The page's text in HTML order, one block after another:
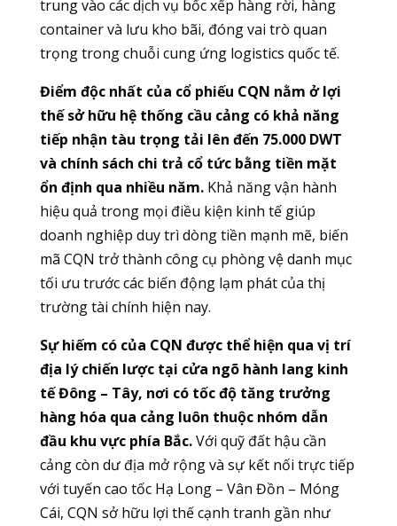
trung vào các dịch vụ bốc xếp hàng rời, hàng
container và lưu kho bãi, đóng vai trò quan
trọng trong chuỗi cung ứng logistics quốc tế.
Điểm độc nhất của cổ phiếu CQN nằm ở lợi
thế sở hữu hệ thống cầu cảng có khả năng
tiếp nhận tàu trọng tải lên đến 75.000 DWT
và chính sách chi trả cổ tức bằng tiền mặt
ổn định qua nhiều năm.Khả năng vận hành
hiệu quả trong mọi điều kiện kinh tế giúp
doanh nghiệp duy trì dòng tiền mạnh mẽ, biến
mã CQN trở thành công cụ phòng vệ danh mục
tối ưu trước các biến động lạm phát của thị
trường tài chính hiện nay.
Sự hiếm có của CQN được thể hiện qua vị trí
địa lý chiến lược tại cửa ngõ hành lang kinh
tế Đông – Tây, nơi có tốc độ tăng trưởng
hàng hóa qua cảng luôn thuộc nhóm dẫn
đầu khu vực phía Bắc.Với quỹ đất hậu cần
cảng còn dư địa mở rộng và sự kết nối trực tiếp
với tuyến cao tốc Hạ Long – Vân Đồn – Móng
Cái, CQN sở hữu lợi thế cạnh tranh gần như